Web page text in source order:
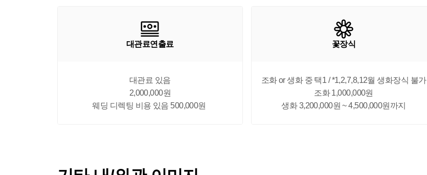
대관료연출료
대관료 있음
2,000,000원
웨딩 디렉팅 비용 있음 500,000원
꽃장식
조화 or 생화 중 택1 / *1,2,7,8,12월 생화장식 불가
조화 1,000,000원
생화 3,200,000원 ~ 4,500,000원까지